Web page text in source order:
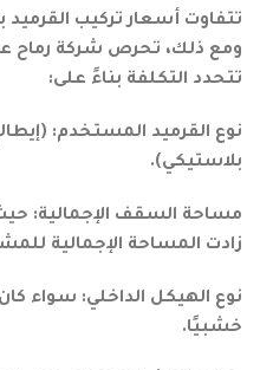
تتفاوت أسعار تركيب
ومع ذلك، تحرص شركة رماح
تتحدد التكلفة بناءً على:
نوع القرميد المستخدم:
بلاستيكي).
مساحة السقف الإجمالية:
زادت المساحة الإجمالية
نوع الهيكل الداخلي: سواء
خشبيًا.